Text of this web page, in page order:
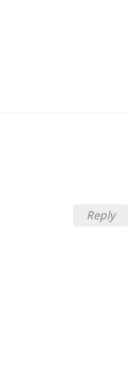
Reply